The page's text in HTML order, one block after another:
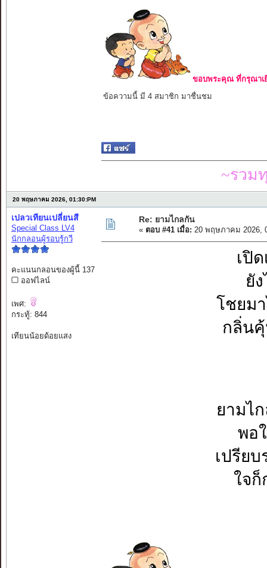
ขอบพระคุณ ที่กรุณาเ
ข้อความนี้ มี 4 สมาชิก มาชื่นชม
~รวม
20 พฤษภาคม 2026, 01:30:PM
เปลวเทียนเปลี่ยนสี
Special Class LV4
นักกลอนผู้รอบรู้กวี
คะแนนกลอนของผู้นี้ 137
ออฟไลน์
เพศ:
กระทู้: 844
เทียนน้อยด้อยแสง
Re: ยามไกลกัน
« ตอบ #41 เมื่อ: 20 พฤษภาคม 2026,
เปิ
ยั
โชยม
กลิ่นคุ้
ยามไ
พอ
เปรีย
ใจก็